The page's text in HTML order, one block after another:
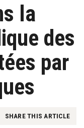
la
des
par
SHARE THIS ARTICLE